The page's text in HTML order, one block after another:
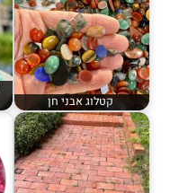
קטלוג אבני חן